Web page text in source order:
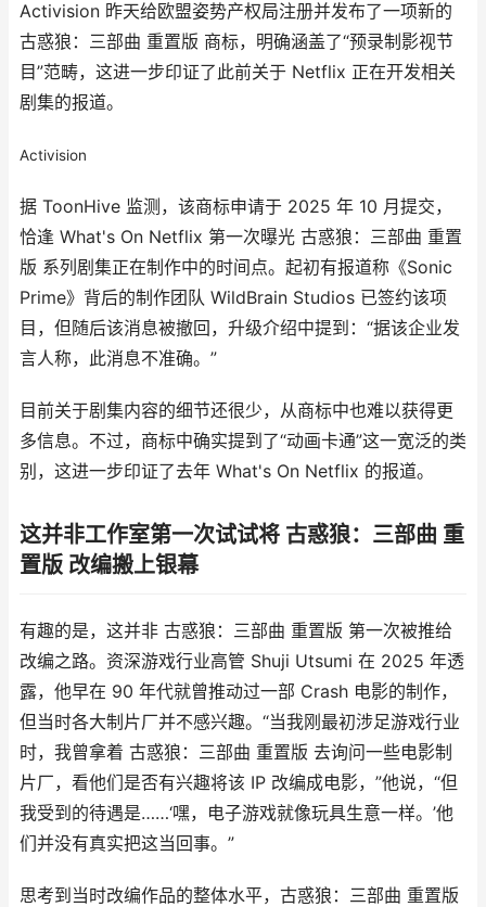
Activision 昨天给欧盟姿势产权局注册并发布了一项新的
古惑狼：三部曲 重置版 商标，明确涵盖了“预录制影视节
目”范畴，这进一步印证了此前关于 Netflix 正在开发相关
剧集的报道。
Activision
据 ToonHive 监测，该商标申请于 2025 年 10 月提交，
恰逢 What's On Netflix 第一次曝光 古惑狼：三部曲 重置
版 系列剧集正在制作中的时间点。起初有报道称《Sonic
Prime》背后的制作团队 WildBrain Studios 已签约该项
目，但随后该消息被撤回，升级介绍中提到：“据该企业发
言人称，此消息不准确。”
目前关于剧集内容的细节还很少，从商标中也难以获得更
多信息。不过，商标中确实提到了“动画卡通”这一宽泛的类
别，这进一步印证了去年 What's On Netflix 的报道。
这并非工作室第一次试试将 古惑狼：三部曲 重
置版 改编搬上银幕
有趣的是，这并非 古惑狼：三部曲 重置版 第一次被推给
改编之路。资深游戏行业高管 Shuji Utsumi 在 2025 年透
露，他早在 90 年代就曾推动过一部 Crash 电影的制作，
但当时各大制片厂并不感兴趣。“当我刚最初涉足游戏行业
时，我曾拿着 古惑狼：三部曲 重置版 去询问一些电影制
片厂，看他们是否有兴趣将该 IP 改编成电影，”他说，“但
我受到的待遇是……‘嘿，电子游戏就像玩具生意一样。’他
们并没有真实把这当回事。”
思考到当时改编作品的整体水平，古惑狼：三部曲 重置版